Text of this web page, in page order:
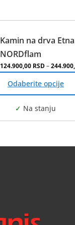
Kamin na drva
NORDflam
124.900,00 RSD–
Odaberite opcije